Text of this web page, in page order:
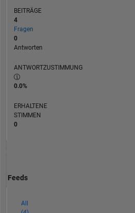
BEITRÄGE
4
Fragen
0
Antworten
ANTWORTZUSTIMMUNG
0.0%
ERHALTENE
STIMMEN
0
Feeds
All